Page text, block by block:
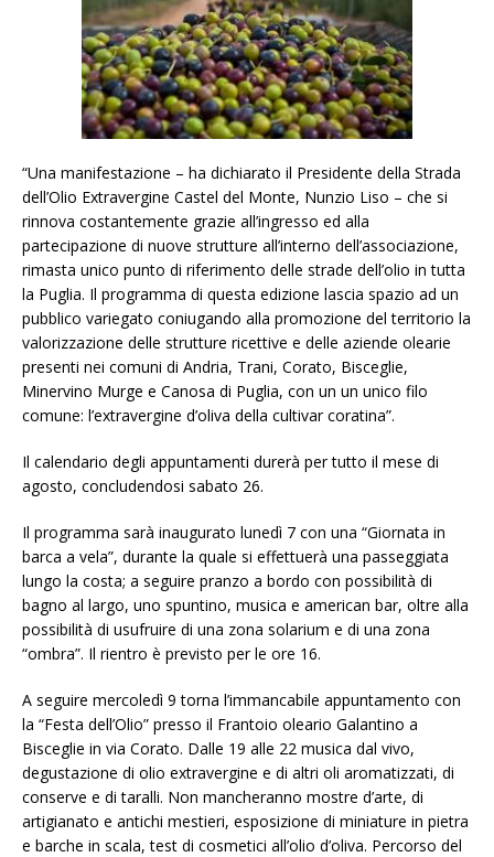
“Una manifestazione – ha dichiarato il Presidente della Strada
dell’Olio Extravergine Castel del Monte, Nunzio Liso – che si
rinnova costantemente grazie all’ingresso ed alla
partecipazione di nuove strutture all’interno dell’associazione,
rimasta unico punto di riferimento delle strade dell’olio in tutta
la Puglia. Il programma di questa edizione lascia spazio ad un
pubblico variegato coniugando alla promozione del territorio la
valorizzazione delle strutture ricettive e delle aziende olearie
presenti nei comuni di Andria, Trani, Corato, Bisceglie,
Minervino Murge e Canosa di Puglia, con un un unico filo
comune: l’extravergine d’oliva della cultivar coratina”.
Il calendario degli appuntamenti durerà per tutto il mese di
agosto, concludendosi sabato 26.
Il programma sarà inaugurato lunedì 7 con una “Giornata in
barca a vela”, durante la quale si effettuerà una passeggiata
lungo la costa; a seguire pranzo a bordo con possibilità di
bagno al largo, uno spuntino, musica e american bar, oltre alla
possibilità di usufruire di una zona solarium e di una zona
“ombra”. Il rientro è previsto per le ore 16.
A seguire mercoledì 9 torna l’immancabile appuntamento con
la “Festa dell’Olio” presso il Frantoio oleario Galantino a
Bisceglie in via Corato. Dalle 19 alle 22 musica dal vivo,
degustazione di olio extravergine e di altri oli aromatizzati, di
conserve e di taralli. Non mancheranno mostre d’arte, di
artigianato e antichi mestieri, esposizione di miniature in pietra
e barche in scala, test di cosmetici all’olio d’oliva. Percorso del